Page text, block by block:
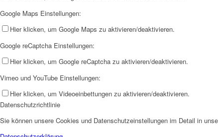
Google Maps Einstellungen:
Hier klicken, um Google Maps zu aktivieren/deaktivieren.
Google reCaptcha Einstellungen:
Hier klicken, um Google reCaptcha zu aktivieren/deaktivieren.
Vimeo und YouTube Einstellungen:
Hier klicken, um Videoeinbettungen zu aktivieren/deaktivieren.
Datenschutzrichtlinie
Sie können unsere Cookies und Datenschutzeinstellungen im Detail in